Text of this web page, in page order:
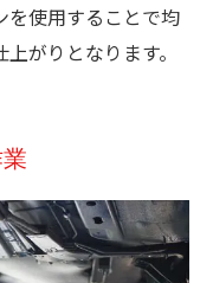
を使用することで均
がりとなります。